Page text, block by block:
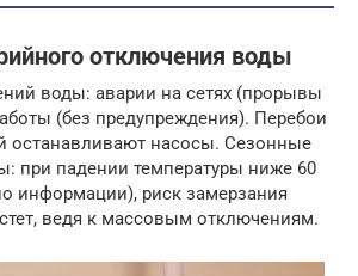
отключения воды
воды: аварии на сетях (прорывы
(без предупреждения). Перебои
останавливают насосы. Сезонные
при падении температуры ниже 60
информации), риск замерзания
ведя к массовым отключениям.